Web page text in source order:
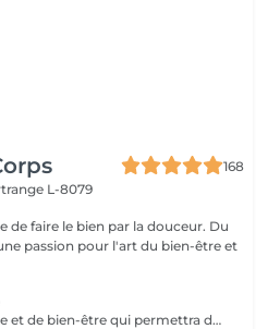
168
L-8079
faire le bien par la douceur. Du
passion pour l'art du bien-être et
Véritable source de détente et de bien-être qui permettra de retirer les noeuds musculaires tout en favorisant un état intense de relaxation, des pieds à la tête ou selon vos besoins et envie. Un moment de lâcher prise pour le corps et l'esprit.